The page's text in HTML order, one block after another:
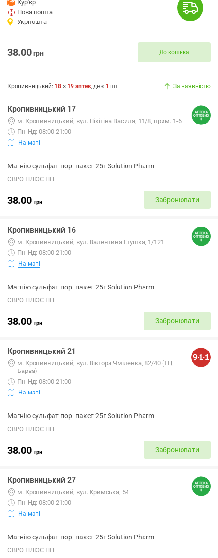
Кур'єр
Нова пошта
Укрпошта
38.00грн До кошика
Кропивницький: 18 з 19 аптек, де є 1 шт. За наявністю
Кропивницький 17
м. Кропивницький, вул. Нікітіна Василя, 11/8, прим. 1-6
Пн-Нд: 08:00-21:00
На мапі
Магнію сульфат пор. пакет 25г Solution Pharm
ЄВРО ПЛЮС ПП
38.00 грн Забронювати
Кропивницький 16
м. Кропивницький, вул. Валентина Глушка, 1/121
Пн-Нд: 08:00-21:00
На мапі
Магнію сульфат пор. пакет 25г Solution Pharm
ЄВРО ПЛЮС ПП
38.00 грн Забронювати
Кропивницький 21
м. Кропивницький, вул. Віктора Чміленка, 82/40 (ТЦ
Барва)
Пн-Нд: 08:00-21:00
На мапі
Магнію сульфат пор. пакет 25г Solution Pharm
ЄВРО ПЛЮС ПП
38.00 грн Забронювати
Кропивницький 27
м. Кропивницький, вул. Кримська, 54
Пн-Нд: 08:00-21:00
На мапі
Магнію сульфат пор. пакет 25г Solution Pharm
ЄВРО ПЛЮС ПП